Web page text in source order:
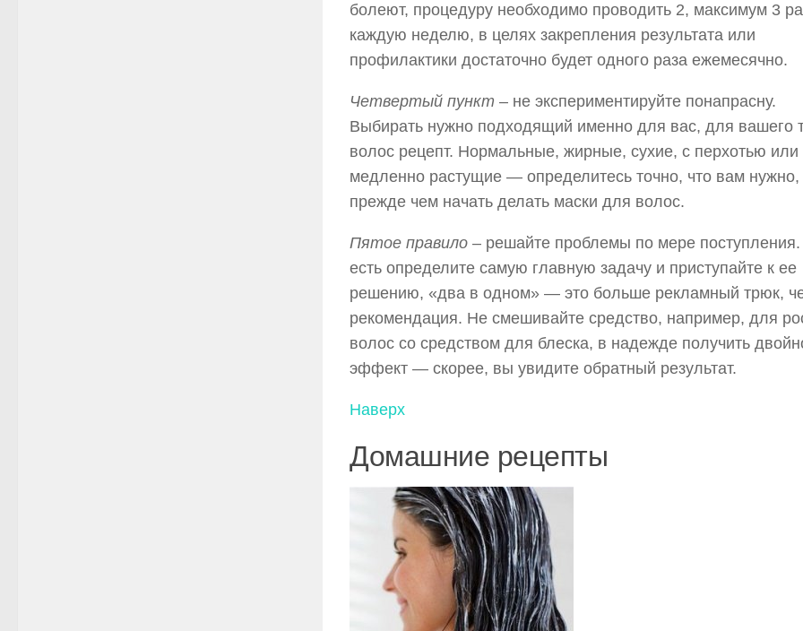
болеют, процедуру необходимо проводить 2, максимум 3
каждую неделю, в целях закрепления результата или
профилактики достаточно будет одного раза ежемесячно.
Четвертый пункт – не экспериментируйте понапрасну.
Выбирать нужно подходящий именно для вас, для вашего
волос рецепт. Нормальные, жирные, сухие, с перхотью или
медленно растущие — определитесь точно, что вам нужно,
прежде чем начать делать маски для волос.
Пятое правило – решайте проблемы по мере
есть определите самую главную задачу и приступайте к ее
решению, «два в одном» — это больше рекламный трюк,
рекомендация. Не смешивайте средство, например, для
волос со средством для блеска, в надежде получить
эффект — скорее, вы увидите обратный результат.
Наверх
Домашние рецепты